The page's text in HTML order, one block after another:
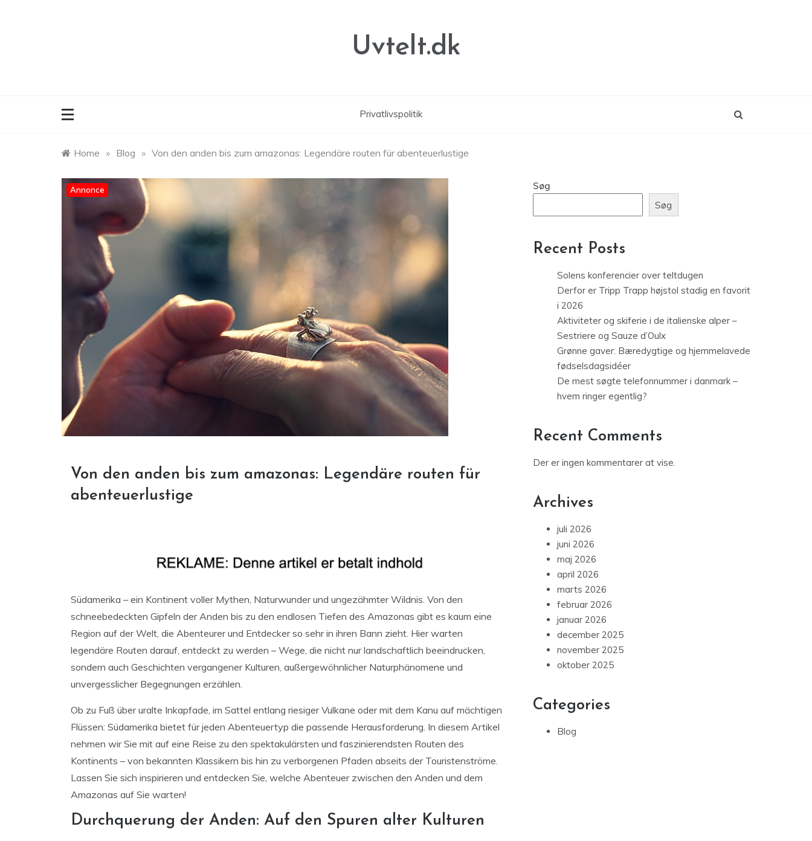
Uvtelt.dk
Privatlivspolitik
Home » Blog » Von den anden bis zum amazonas: Legendäre routen für abenteuerlustige
Annonce
Von den anden bis zum amazonas: Legendäre routen für
abenteuerlustige
Südamerika – ein Kontinent voller Mythen, Naturwunder und ungezähmter Wildnis. Von den
schneebedeckten Gipfeln der Anden bis zu den endlosen Tiefen des Amazonas gibt es kaum eine
Region auf der Welt, die Abenteurer und Entdecker so sehr in ihren Bann zieht. Hier warten
legendäre Routen darauf, entdeckt zu werden – Wege, die nicht nur landschaftlich beeindrucken,
sondern auch Geschichten vergangener Kulturen, außergewöhnlicher Naturphänomene und
unvergesslicher Begegnungen erzählen.
Ob zu Fuß über uralte Inkapfade, im Sattel entlang riesiger Vulkane oder mit dem Kanu auf mächtigen
Flüssen: Südamerika bietet für jeden Abenteuertyp die passende Herausforderung. In diesem Artikel
nehmen wir Sie mit auf eine Reise zu den spektakulärsten und faszinierendsten Routen des
Kontinents – von bekannten Klassikern bis hin zu verborgenen Pfaden abseits der Touristenströme.
Lassen Sie sich inspirieren und entdecken Sie, welche Abenteuer zwischen den Anden und dem
Amazonas auf Sie warten!
Durchquerung der Anden: Auf den Spuren alter Kulturen
Søg
Søg
Recent Posts
Solens konferencier over teltdugen
Derfor er Tripp Trapp højstol stadig en favorit
i 2026
Aktiviteter og skiferie i de italienske alper –
Sestriere og Sauze d’Oulx
Grønne gaver: Bæredygtige og hjemmelavede
fødselsdagsidéer
De mest søgte telefonnummer i danmark –
hvem ringer egentlig?
Recent Comments
Der er ingen kommentarer at vise.
Archives
juli 2026
juni 2026
maj 2026
april 2026
marts 2026
februar 2026
januar 2026
december 2025
november 2025
oktober 2025
Categories
Blog